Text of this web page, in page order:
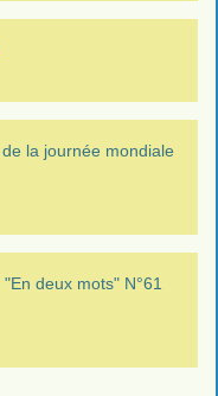
la journée mondiale
deux mots" N°61